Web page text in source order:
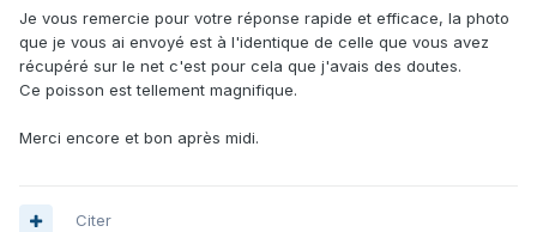
Je vous remercie pour votre réponse rapide et efficace, la photo
que je vous ai envoyé est à l'identique de celle que vous avez
récupéré sur le net c'est pour cela que j'avais des doutes.
Ce poisson est tellement magnifique.
Merci encore et bon après midi.
Citer